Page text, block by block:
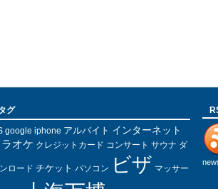
グ
google iphone アルバイト インターネット
ラオケ クレジットカード コンサート サウナ ダ
ロード チケット パソコン ビザ マッサー